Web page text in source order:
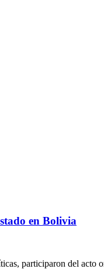
en Bolivia
participaron del